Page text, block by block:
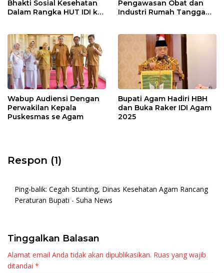
Bhakti Sosial Kesehatan
Dalam Rangka HUT IDI ke-
Pengawasan Obat dan
Industri Rumah Tangga
Wabup Audiensi Dengan
Perwakilan Kepala
Puskesmas se Agam
Bupati Agam Hadiri HBH
dan Buka Raker IDI Agam
2025
Respon (1)
Ping-balik: Cegah Stunting, Dinas Kesehatan Agam Rancang
Peraturan Bupati - Suha News
Tinggalkan Balasan
Alamat email Anda tidak akan dipublikasikan. Ruas yang wajib
ditandai *